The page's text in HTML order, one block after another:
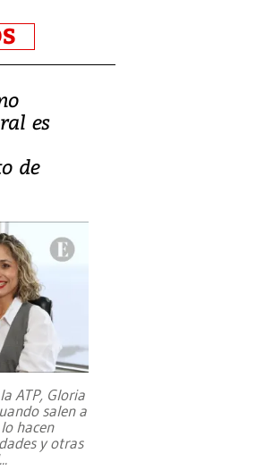
es
de
ATP, Gloria
salen a
hacen
y otras
...